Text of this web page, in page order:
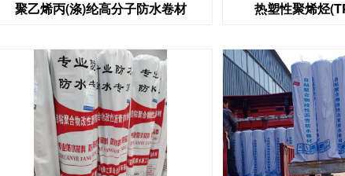
聚乙烯丙(涤)纶高分子防水卷材 热塑性聚烯烃